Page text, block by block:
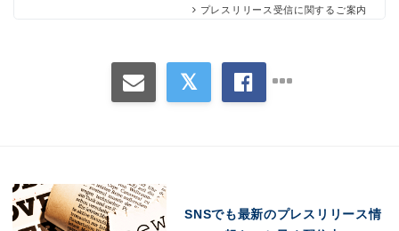
プレスリリース受信に関するご案内
SNSでも最新のプレスリリース情